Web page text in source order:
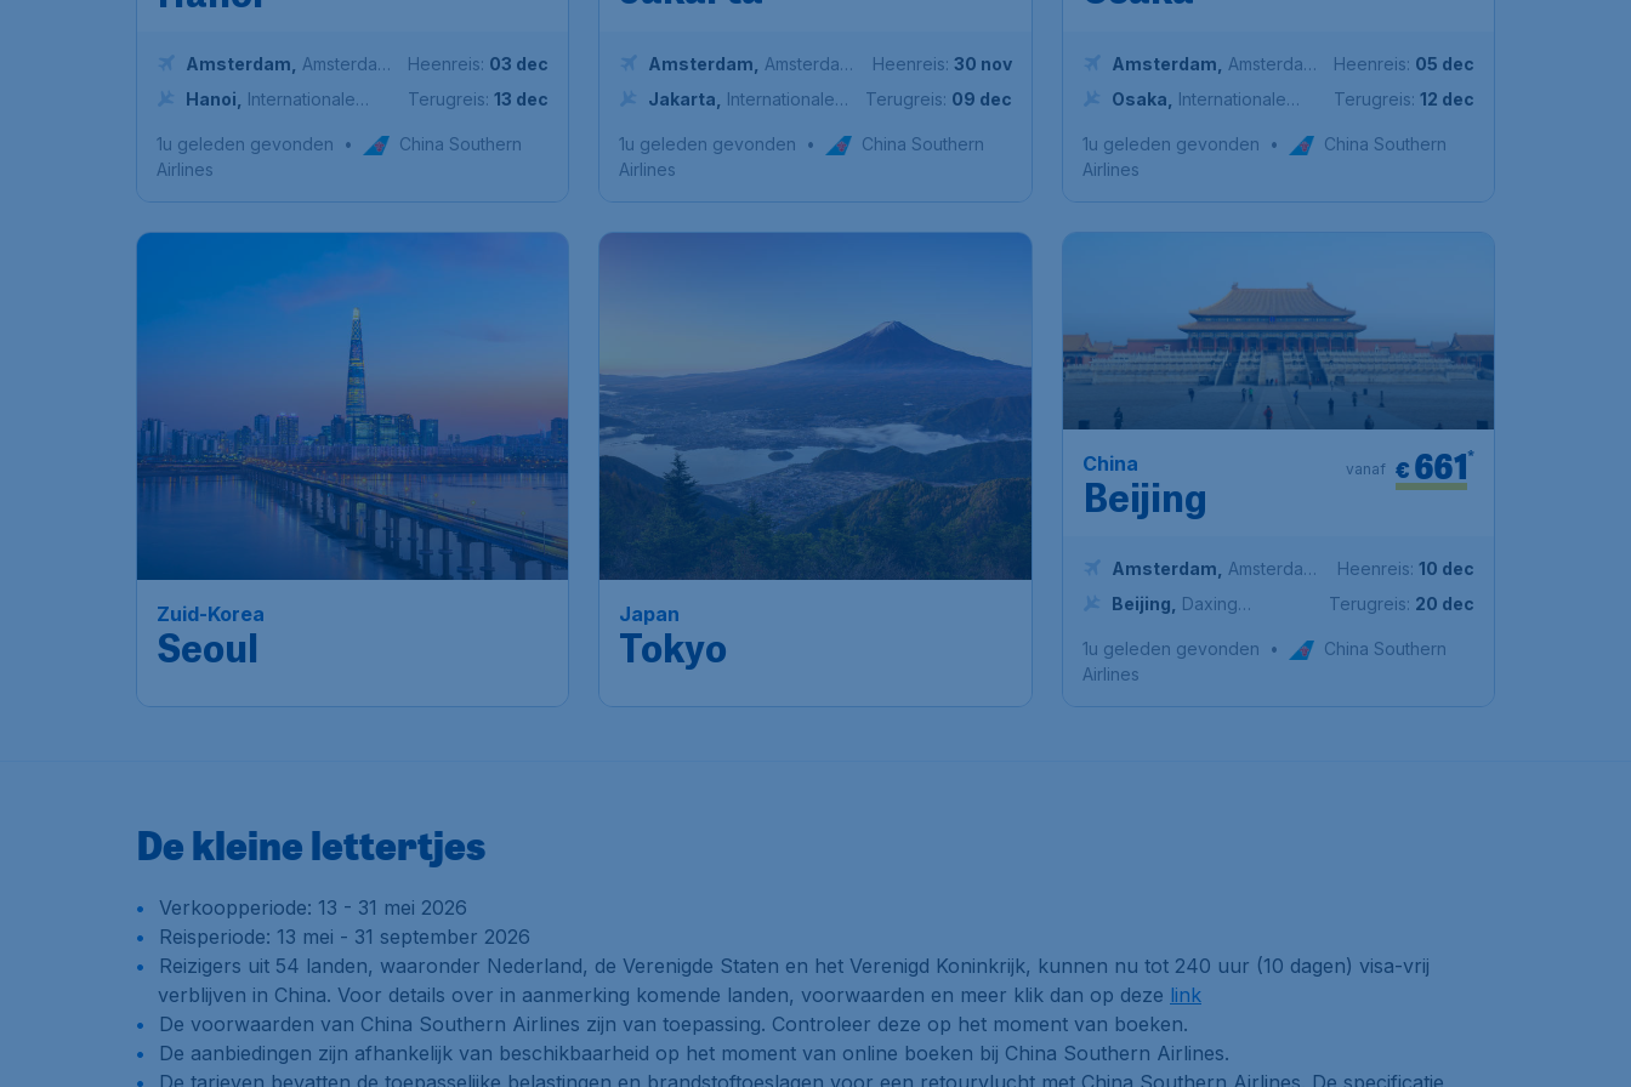
Amsterdam
Amsterdam
Airport Schiphol
Hanoi
Internationale
Heenreis: 03 dec
Terugreis: 13 dec
1u geleden gevonden •
China Southern
Airlines
Amsterdam
Amsterdam
Airport Schiphol
Jakarta
Internationale
Hatta
Heenreis: 30 nov
Terugreis: 09 dec
1u geleden gevonden •
China Southern
Airlines
Amsterdam
Amsterdam
Airport Schiphol
Osaka
Internationale
Heenreis: 05 dec
Terugreis: 12 dec
1u geleden gevonden •
China Southern
Airlines
Zuid-Korea
Seoul
€608*
vanaf
Amsterdam
Seoul
International Airport
Heenreis: 24 nov
1u geleden gevonden
Japan
Tokyo
676
Amsterdam ,
Amsterdam
Haneda
Heenreis:
03 dec
1u geleden gevonden
China
Beijing
€ 661*
vanaf
Amsterdam
Amsterdam
Airport Schiphol
Beijing
Daxing
Heenreis: 10 dec
Terugreis: 20 dec
1u geleden gevonden •
China Southern
Airlines
De kleine lettertjes
Verkoopperiode: 13 - 31 mei 2026
Reisperiode: 13 mei - 31 september 2026
Reizigers uit 54 landen, waaronder Nederland, de Verenigde Staten en het Verenigd Koninkrijk, kunnen nu tot 240 uur (10 dagen) visa-vrij
verblijven in China. Voor details over in aanmerking komende landen, voorwaarden en meer klik dan op deze link
De voorwaarden van China Southern Airlines zijn van toepassing. Controleer deze op het moment van boeken.
De aanbiedingen zijn afhankelijk van beschikbaarheid op het moment van online boeken bij China Southern Airlines.
De tarieven bevatten de toepasselijke belastingen en brandstoftoeslagen voor een retourvlucht met China Southern Airlines. De specificatie